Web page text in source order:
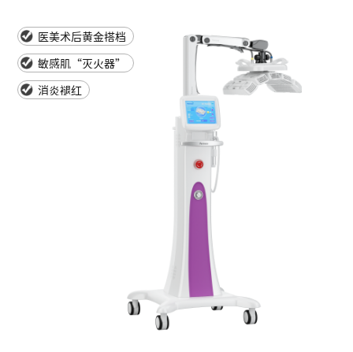
医美术后黄金搭档
敏感肌“灭火器”
消炎褪红